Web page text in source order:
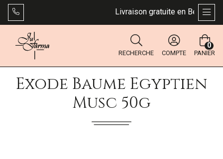
Livraison gratuite en Belgique
RECHERCHE COMPTE PANIER
0
Exode Baume Egyptien
Musc 50g